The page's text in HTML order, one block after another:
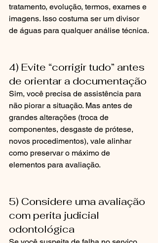
tratamento, evolução, termos, exames e
imagens. Isso costuma ser um divisor
de águas para qualquer análise técnica.
4) Evite “corrigir tudo” antes
de orientar a documentação
Sim, você precisa de assistência para
não piorar a situação. Mas antes de
grandes alterações (troca de
componentes, desgaste de prótese,
novos procedimentos), vale alinhar
como preservar o máximo de
elementos para avaliação.
5) Considere uma avaliação
com perita judicial
odontológica